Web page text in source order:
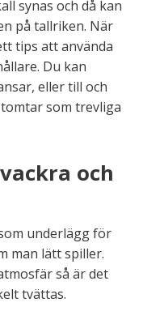
synas och då kan
på tallriken. När
tips att använda
Du kan
eller till och
som trevliga
och
underlägg för
man lätt spiller.
så är det
tvättas.